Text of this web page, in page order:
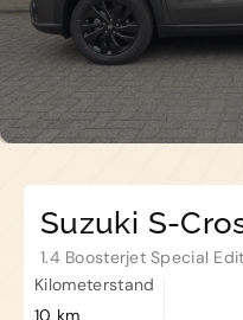
De
Suzuki S-
1.4 Boosterjet Special
Kilometerstand
10 km